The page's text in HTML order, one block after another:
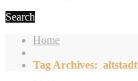
Search
Home
Tag Archives: altstadt